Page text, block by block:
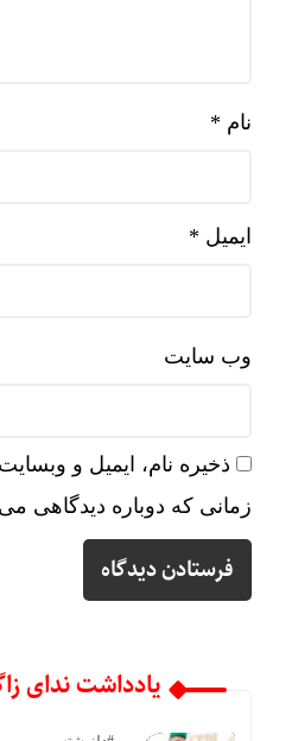
نام *
ایمیل *
وب‌ سایت
ذخیره نام، ایمیل و
زمانی که دوباره دیدگاهی
یادداشت ندای